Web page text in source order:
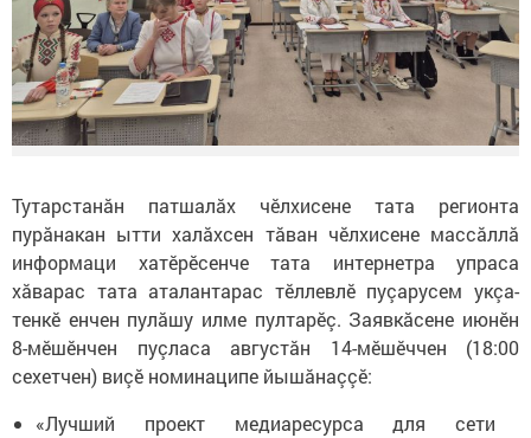
Тутарстанăн патшалăх чӗлхисене тата регионта
пурăнакан ытти халăхсен тăван чӗлхисене массăллă
информаци хатӗрӗсенче тата интернетра упраса
хăварас тата аталантарас тӗллевлӗ пуçарусем укçа-
тенкӗ енчен пулăшу илме пултарӗç. Заявкăсене июнӗн
8-мӗшӗнчен пуçласа августăн 14-мӗшӗччен (18:00
сехетчен) виçӗ номинаципе йышăнаççӗ:
«Лучший проект медиаресурса для сети